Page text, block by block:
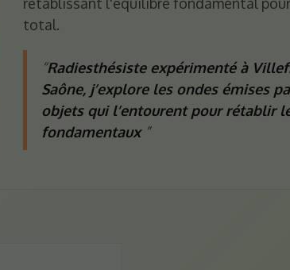
total.
Radiesthésiste expérimenté à
Saône, j’explore les ondes émises
objets qui l’entourent pour rétablir
fondamentaux